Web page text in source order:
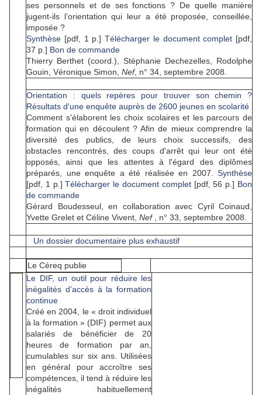
ses personnels et de ses fonctions ? De quelle manière
jugent-ils l’orientation qui leur a été proposée, conseillée,
imposée ?
Synthèse [pdf, 1 p.] Télécharger le document complet [pdf,
37 p.] Bon de commande
Thierry Berthet (coord.), Stéphanie Dechezelles, Rodolphe
Gouin, Véronique Simon, Nef, n° 34, septembre 2008.
Orientation : quels repères pour trouver son chemin ?
Résultats d'une enquête auprès de 2600 jeunes en scolarité
Comment s'élaborent les choix scolaires et les parcours de
formation qui en découlent ? Afin de mieux comprendre la
diversité des publics, de leurs choix successifs, des
obstacles rencontrés, des coups d'arrêt qui leur ont été
opposés, ainsi que les attentes à l'égard des diplômes
préparés, une enquête a été réalisée en 2007.
Synthèse
[pdf, 1 p.] Télécharger le document complet [pdf, 56 p.] Bon
de commande
Gérard Boudesseul, en collaboration avec Cyril Coinaud,
Yvette Grelet et Céline Vivent, Nef , n° 33, septembre 2008.
Un dossier documentaire plus exhaustif
Le Céreq publie
Le DIF, un outil pour réduire les
inégalités d’accès à la formation
continue
Créé en 2004, le « droit individuel
à la formation » (DIF) permet aux
salariés de bénéficier de 20
heures de formation par an,
cumulables sur six ans. Utilisées
en général pour accroître ses
compétences, il tend à réduire les
inégalités habituellement